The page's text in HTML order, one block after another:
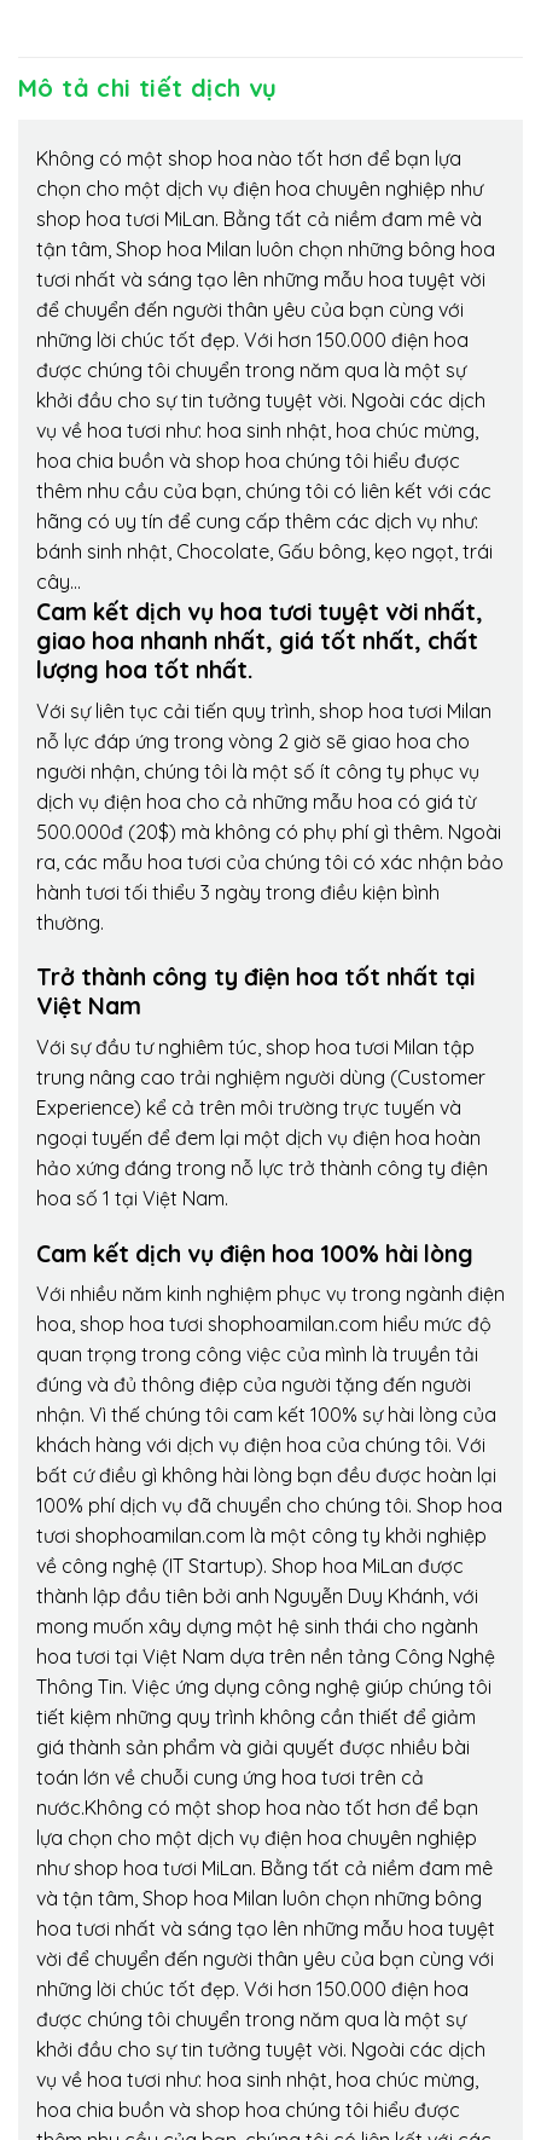
Mô tả chi tiết dịch vụ
Không có một shop hoa nào tốt hơn để bạn lựa
chọn cho một dịch vụ điện hoa chuyên nghiệp như
shop hoa tươi MiLan. Bằng tất cả niềm đam mê và
tận tâm, Shop hoa Milan luôn chọn những bông hoa
tươi nhất và sáng tạo lên những mẫu hoa tuyệt vời
để chuyển đến người thân yêu của bạn cùng với
những lời chúc tốt đẹp. Với hơn 150.000 điện hoa
được chúng tôi chuyển trong năm qua là một sự
khởi đầu cho sự tin tưởng tuyệt vời. Ngoài các dịch
vụ về hoa tươi như: hoa sinh nhật, hoa chúc mừng,
hoa chia buồn và shop hoa chúng tôi hiểu được
thêm nhu cầu của bạn, chúng tôi có liên kết với các
hãng có uy tín để cung cấp thêm các dịch vụ như:
bánh sinh nhật, Chocolate, Gấu bông, kẹo ngọt, trái
cây…
Cam kết dịch vụ hoa tươi tuyệt vời nhất,
giao hoa nhanh nhất, giá tốt nhất, chất
lượng hoa tốt nhất.
Với sự liên tục cải tiến quy trình, shop hoa tươi Milan
nỗ lực đáp ứng trong vòng 2 giờ sẽ giao hoa cho
người nhận, chúng tôi là một số ít công ty phục vụ
dịch vụ điện hoa cho cả những mẫu hoa có giá từ
500.000đ (20$) mà không có phụ phí gì thêm. Ngoài
ra, các mẫu hoa tươi của chúng tôi có xác nhận bảo
hành tươi tối thiểu 3 ngày trong điều kiện bình
thường.
Trở thành công ty điện hoa tốt nhất tại
Việt Nam
Với sự đầu tư nghiêm túc, shop hoa tươi Milan tập
trung nâng cao trải nghiệm người dùng (Customer
Experience) kể cả trên môi trường trực tuyến và
ngoại tuyến để đem lại một dịch vụ điện hoa hoàn
hảo xứng đáng trong nỗ lực trở thành công ty điện
hoa số 1 tại Việt Nam.
Cam kết dịch vụ điện hoa 100% hài lòng
Với nhiều năm kinh nghiệm phục vụ trong ngành điện
hoa, shop hoa tươi shophoamilan.com hiểu mức độ
quan trọng trong công việc của mình là truyền tải
đúng và đủ thông điệp của người tặng đến người
nhận. Vì thế chúng tôi cam kết 100% sự hài lòng của
khách hàng với dịch vụ điện hoa của chúng tôi. Với
bất cứ điều gì không hài lòng bạn đều được hoàn lại
100% phí dịch vụ đã chuyển cho chúng tôi. Shop hoa
tươi shophoamilan.com là một công ty khởi nghiệp
về công nghệ (IT Startup). Shop hoa MiLan được
thành lập đầu tiên bởi anh Nguyễn Duy Khánh, với
mong muốn xây dựng một hệ sinh thái cho ngành
hoa tươi tại Việt Nam dựa trên nền tảng Công Nghệ
Thông Tin. Việc ứng dụng công nghệ giúp chúng tôi
tiết kiệm những quy trình không cần thiết để giảm
giá thành sản phẩm và giải quyết được nhiều bài
toán lớn về chuỗi cung ứng hoa tươi trên cả
nước.Không có một shop hoa nào tốt hơn để bạn
lựa chọn cho một dịch vụ điện hoa chuyên nghiệp
như shop hoa tươi MiLan. Bằng tất cả niềm đam mê
và tận tâm, Shop hoa Milan luôn chọn những bông
hoa tươi nhất và sáng tạo lên những mẫu hoa tuyệt
vời để chuyển đến người thân yêu của bạn cùng với
những lời chúc tốt đẹp. Với hơn 150.000 điện hoa
được chúng tôi chuyển trong năm qua là một sự
khởi đầu cho sự tin tưởng tuyệt vời. Ngoài các dịch
vụ về hoa tươi như: hoa sinh nhật, hoa chúc mừng,
hoa chia buồn và shop hoa chúng tôi hiểu được